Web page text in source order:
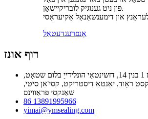
פון ניט גענוגיק לובריקיישאַן.
אָנפרעגדעטאַל
רוף אונז
צימער 2403, אַפּאַראַט 1 בנין 14, דזשינטאַי הונלידייַ בלום שטאָט,
ראָוד, יאַנטאַ דיסטריקט, קסי'אַן סיטי,
שאַנקסי פּראַווינס
86 13891995966
yimai@ymsealing.com